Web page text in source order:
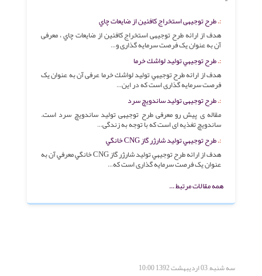
طرح توجیهی استخراج كافئين از ضايعات چاي
هدف از ارائه طرح توجیهی استخراج كافئين از ضايعات چاي ، معرفی
آن به عنوان یک فرصت سرمایه گذاری و…
طرح توجيهي توليد لواشك خرما
هدف از ارائه طرح توجيهي توليد لواشك خرما عرفی آن به عنوان یک
فرصت سرمایه گذاری است که در این…
طرح توجیهی تولید ساندویچ سرد
مقاله ی پیش رو معرفی طرح توجیهی تولید ساندویچ سرد است.
ساندویچ تغذیه ای است که با توجه به زندگی…
طرح توجيهي تولید شارژر گاز CNG خانگي
هدف از ارائه طرح توجيهي توليد شارژر گاز CNG خانگي معرفي آن به
عنوان یک فرصت سرمایه گذاری است که…
همه مقالات مرتبط ...
سه شنبه, 03 ارديبهشت 1392 10:00